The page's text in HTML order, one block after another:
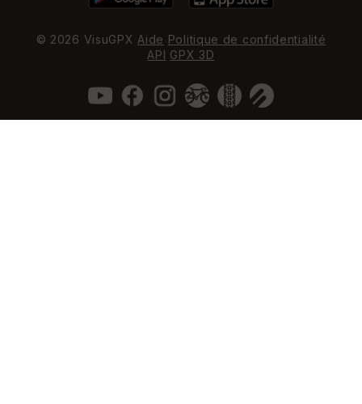
© 2026 VisuGPX Aide Politique de confidentialité
API GPX 3D